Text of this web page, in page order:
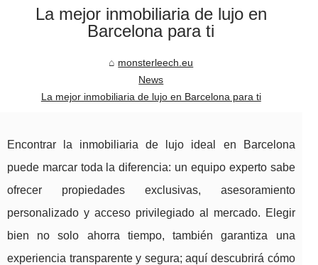
La mejor inmobiliaria de lujo en
Barcelona para ti
monsterleech.eu
News
La mejor inmobiliaria de lujo en Barcelona para ti
Encontrar la inmobiliaria de lujo ideal en Barcelona
puede marcar toda la diferencia: un equipo experto sabe
ofrecer propiedades exclusivas, asesoramiento
personalizado y acceso privilegiado al mercado. Elegir
bien no solo ahorra tiempo, también garantiza una
experiencia transparente y segura; aquí descubrirá cómo